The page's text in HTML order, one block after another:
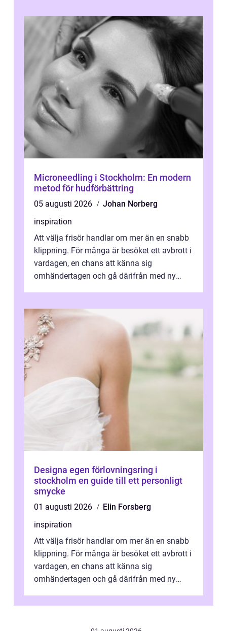
Microneedling i Stockholm: En modern
metod för hudförbättring
05 augusti 2026
Johan Norberg
inspiration
Att välja frisör handlar om mer än en snabb
klippning. För många är besöket ett avbrott i
vardagen, en chans att känna sig
omhändertagen och gå därifrån med ny
Designa egen förlovningsring i
stockholm en guide till ett personligt
smycke
01 augusti 2026
Elin Forsberg
inspiration
Att välja frisör handlar om mer än en snabb
klippning. För många är besöket ett avbrott i
vardagen, en chans att känna sig
omhändertagen och gå därifrån med ny